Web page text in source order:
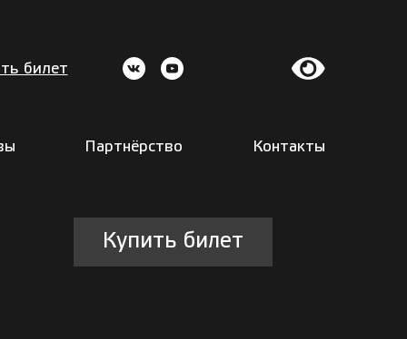
билет
Партнёрство Контакты
Купить билет